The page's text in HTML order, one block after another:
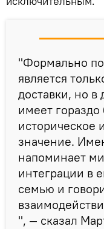
"Формально
является
доставки, но в
имеет гораздо
историческое
значение.
напоминает
интеграции в
семью и
", — сказал